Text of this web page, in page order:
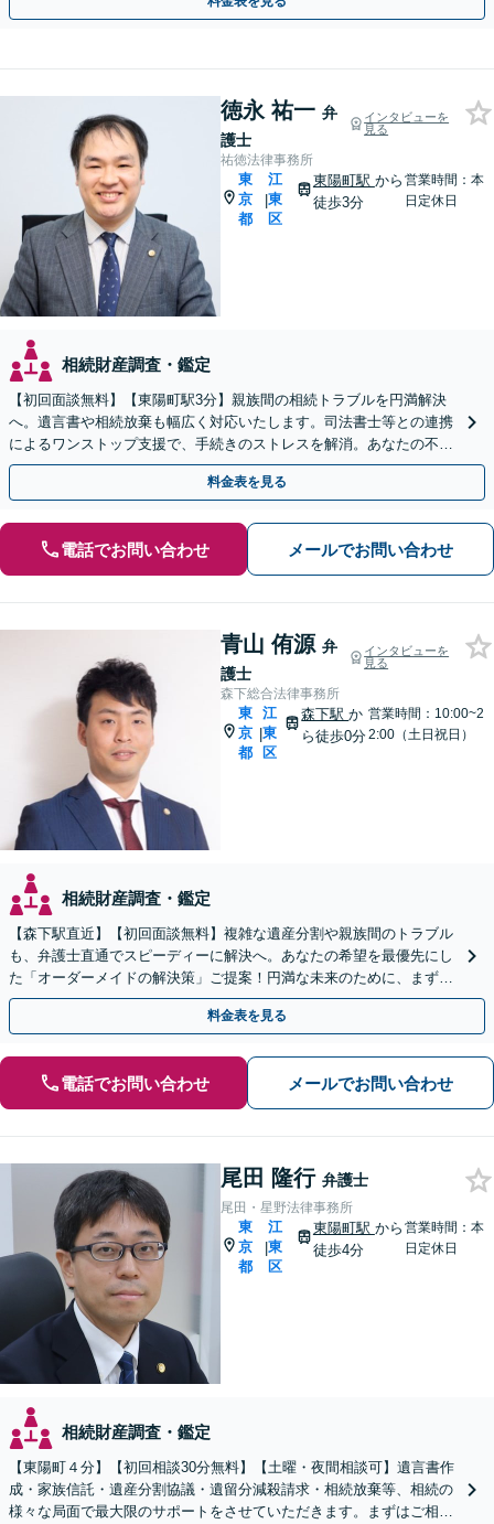
徳永 祐一 弁
護士
インタビューを
見る
祐徳法律事務所
東
京
都
|
江
東
区
東陽町駅 から
徒歩3分
営業時間：本
日定休日
相続財産調査・鑑定
【初回面談無料】【東陽町駅3分】親族間の相続トラブルを円満解決
へ。遺言書や相続放棄も幅広く対応いたします。司法書士等との連携
によるワンストップ支援で、手続きのストレスを解消。あなたの不安
に寄り添い最善策を提案します。【夜間や休日相談も対応】
料金表を見る
電話でお問い合わせ メールでお問い合わせ
青山 侑源 弁
護士
インタビューを
見る
森下総合法律事務所
東
京
都
|
江
東
区
森下駅か
ら徒歩0分
営業時間：10:00~2
2:00（土日祝日）
相続財産調査・鑑定
【森下駅直近】【初回面談無料】複雑な遺産分割や親族間のトラブル
も、弁護士直通でスピーディーに解決へ。あなたの希望を最優先にし
た「オーダーメイドの解決策」ご提案！円満な未来のために、まずは
ご相談ください【弁護士直通・LINE相談可】
料金表を見る
電話でお問い合わせ メールでお問い合わせ
尾田 隆行 弁護士
尾田・星野法律事務所
東
京
都
|
江
東
区
東陽町駅 から
徒歩4分
営業時間：本
日定休日
相続財産調査・鑑定
【東陽町４分】【初回相談30分無料】【土曜・夜間相談可】遺言書作
成・家族信託・遺産分割協議・遺留分減殺請求・相続放棄等、相続の
様々な局面で最大限のサポートをさせていただきます。まずはご相談